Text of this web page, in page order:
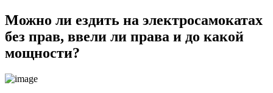
Можно ли ездить на электросамокатах
без прав, ввели ли права и до какой
мощности?